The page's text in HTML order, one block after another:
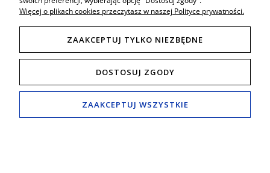
Tel. mobil: 506 034 222,789 470 766
Tel. Fax: (+48) 65 517 82 29
e-mail:schody24.biuro@wp.pl
Salon i wystawa
Więcej o plikach cookies przeczytasz w naszej Polityce prywatności.
ZAAKCEPTUJ TYLKO NIEZBĘDNE
DOSTOSUJ ZGODY
ZAAKCEPTUJ WSZYSTKIE